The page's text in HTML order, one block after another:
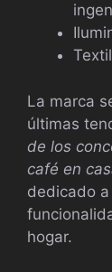
La marca
últimas
de los
café en
dedicado
hogar.